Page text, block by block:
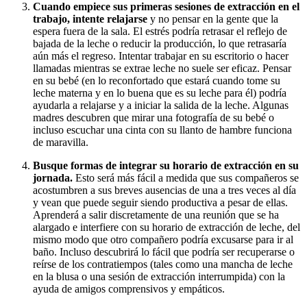
Cuando empiece sus primeras sesiones de extracción en el
trabajo, intente relajarse y no pensar en la gente que la
espera fuera de la sala. El estrés podría retrasar el reflejo de
bajada de la leche o reducir la producción, lo que retrasaría
aún más el regreso. Intentar trabajar en su escritorio o hacer
llamadas mientras se extrae leche no suele ser eficaz. Pensar
en su bebé (en lo reconfortado que estará cuando tome su
leche materna y en lo buena que es su leche para él) podría
ayudarla a relajarse y a iniciar la salida de la leche. Algunas
madres descubren que mirar una fotografía de su bebé o
incluso escuchar una cinta con su llanto de hambre funciona
de maravilla.
Busque formas de integrar su horario de extracción en su
jornada. Esto será más fácil a medida que sus compañeros se
acostumbren a sus breves ausencias de una a tres veces al día
y vean que puede seguir siendo productiva a pesar de ellas.
Aprenderá a salir discretamente de una reunión que se ha
alargado e interfiere con su horario de extracción de leche, del
mismo modo que otro compañero podría excusarse para ir al
baño. Incluso descubrirá lo fácil que podría ser recuperarse o
reírse de los contratiempos (tales como una mancha de leche
en la blusa o una sesión de extracción interrumpida) con la
ayuda de amigos comprensivos y empáticos.